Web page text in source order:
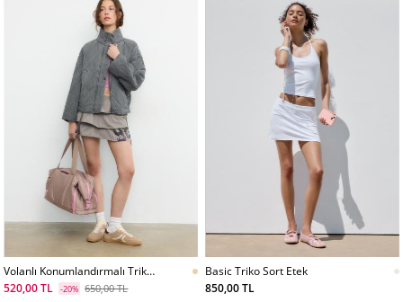
Volanlı Konumlandırmalı Triko
Etek
520,00 TL -20% 650,00 TL
Basic Triko Sort Etek
850,00 TL